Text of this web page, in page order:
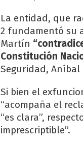
La entidad, que
2 fundamentó su
Martín
Constitución
Seguridad, Aníbal
Si bien el
“acompaña el
“es clara”,
imprescriptible”.